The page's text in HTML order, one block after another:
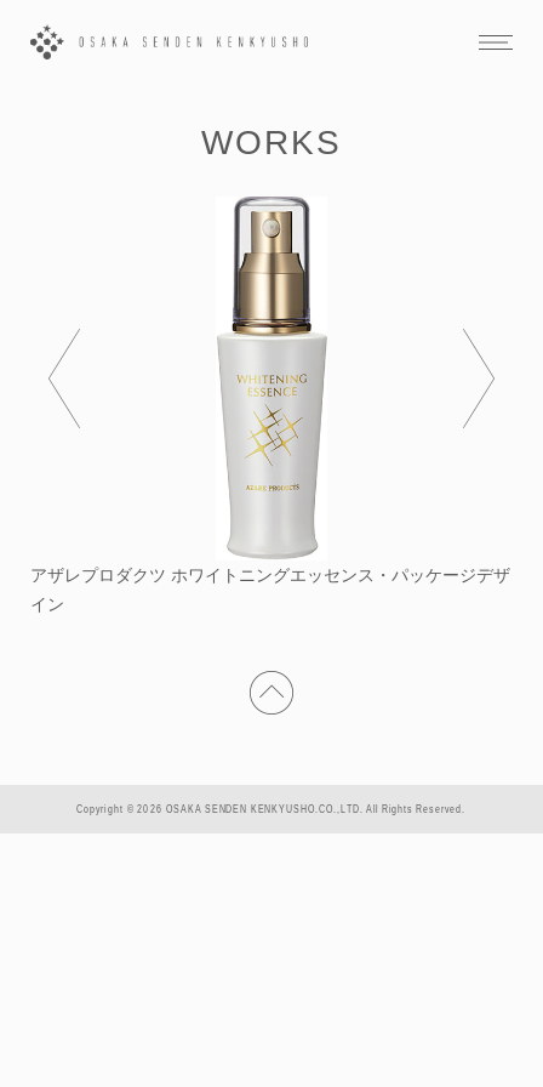
WORKS
アザレプロダクツ ホワイトニングエッセンス・パッケージデザ
イン
Copyright © 2026 OSAKA SENDEN KENKYUSHO.CO.,LTD. All Rights Reserved.